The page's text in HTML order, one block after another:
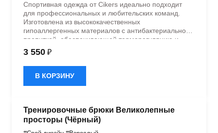
Спортивная одежда от Cikers идеально подходит
для профессиональных и любительских команд.
Изготовлена из высококачественных
гипоаллергенных материалов с антибактериальной
пропиткой, обеспечивающей терморегуляцию и
быстрое влагоотведение. Одежда обладает
эластичностью в 5 направлениях и стильным
дизайном.
3 550 ₽
В КОРЗИНУ
Тренировочные брюки Великолепные
просторы (Чёрный)